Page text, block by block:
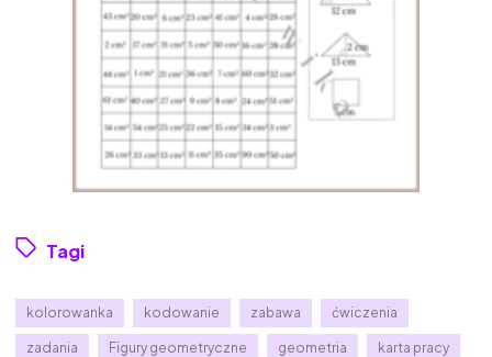
Tagi
kolorowanka kodowanie zabawa ćwiczenia
zadania Figury geometryczne geometria karta pracy